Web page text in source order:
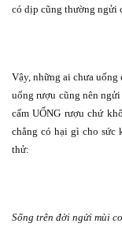
có dịp cũng thường ngửi
Vậy, những ai chưa
uống rượu cũng nên
cấm UỐNG rượu chứ
chẳng có hại gì cho sức
thử:
Sống trên đời ngửi mùi